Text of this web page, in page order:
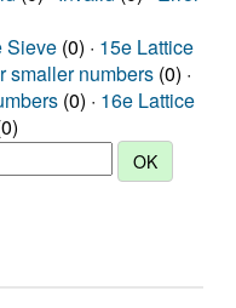
Sieve (0) · 15e Lattice
smaller numbers (0) ·
(0) · 16e Lattice